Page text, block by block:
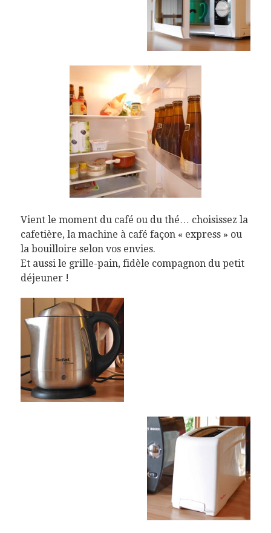
Vient le moment du café ou du thé… choisissez la
cafetière, la machine à café façon « express » ou
la bouilloire selon vos envies.
Et aussi le grille-pain, fidèle compagnon du petit
déjeuner !